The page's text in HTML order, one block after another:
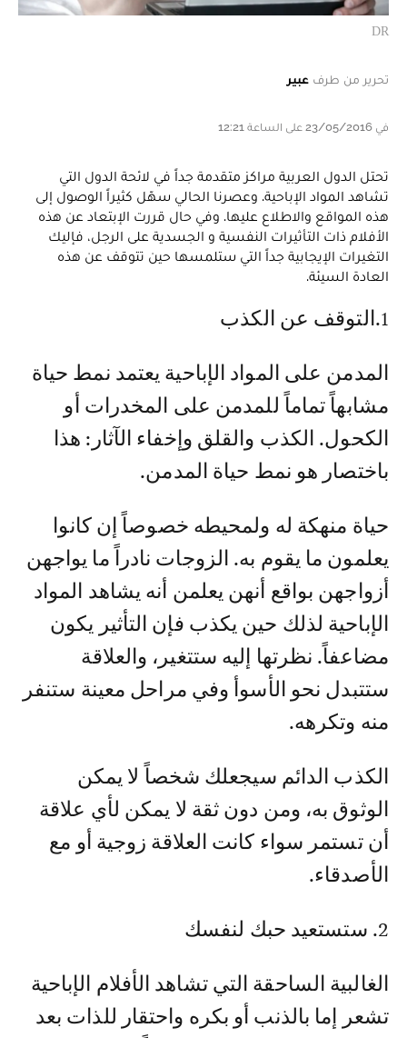
DR
تحرير من طرف عبير
في 23/05/2016 على الساعة 12:21
تحتل الدول العربية مراكز متقدمة جداً في لائحة الدول التي
تشاهد المواد الإباحية. وعصرنا الحالي سهّل كثيراً الوصول إلى
هذه المواقع والاطلاع عليها. وفي حال قررت الإبتعاد عن هذه
الأفلام ذات التأثيرات النفسية و الجسدية على الرجل، فإليك
التغيرات الإيجابية جداً التي ستلمسها حين تتوقف عن هذه
العادة السيئة.
1. التوقف عن الكذب
المدمن على المواد الإباحية يعتمد نمط حياة
مشابهاً تماماً للمدمن على المخدرات أو
الكحول. الكذب والقلق وإخفاء الآثار: هذا
باختصار هو نمط حياة المدمن.
حياة منهكة له ولمحيطه خصوصاً إن كانوا
يعلمون ما يقوم به. الزوجات نادراً ما يواجهن
أزواجهن بواقع أنهن يعلمن أنه يشاهد المواد
الإباحية لذلك حين يكذب فإن التأثير يكون
مضاعفاً. نظرتها إليه ستتغير، والعلاقة
ستتبدل نحو الأسوأ وفي مراحل معينة ستنفر
منه وتكرهه.
الكذب الدائم سيجعلك شخصاً لا يمكن
الوثوق به، ومن دون ثقة لا يمكن لأي علاقة
أن تستمر سواء كانت العلاقة زوجية أو مع
الأصدقاء.
2. ستستعيد حبك لنفسك
الغالبية الساحقة التي تشاهد الأفلام الإباحية
تشعر إما بالذنب أو بكره واحتقار للذات بعد